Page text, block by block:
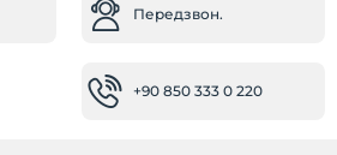
Передзвон.
+90 850 333 0 220